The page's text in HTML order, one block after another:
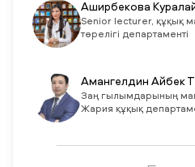
Аширбекова
Senior lecturer, құқық
төрелігі департаменті
Амангелдин Айбек
Заң гылымдарының
Жария құқық